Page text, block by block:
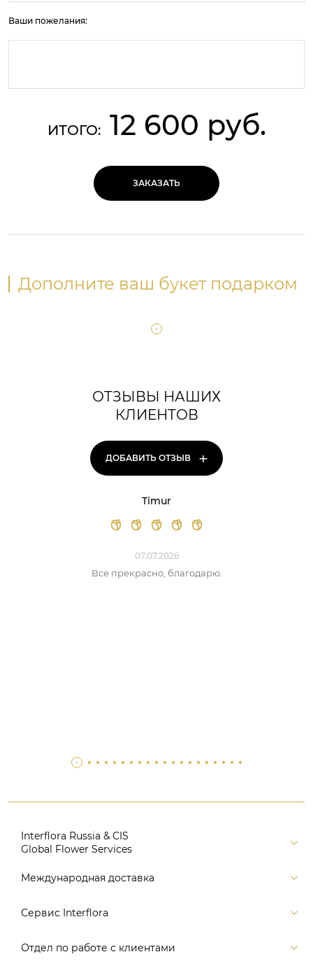
Ваши пожелания:
ИТОГО: 12 600 руб.
ЗАКАЗАТЬ
Дополните ваш букет подарком
ОТЗЫВЫ НАШИХ
КЛИЕНТОВ
ДОБАВИТЬ ОТЗЫВ +
Timur
07.07.2026
Все прекрасно, благодарю.
Interflora Russia & CIS
Global Flower Services
Версия для печати
Поиск
Международная доставка
Россия
Европа
Сервис Interflora
Заказ и оплата
Отдел по работе с клиентами